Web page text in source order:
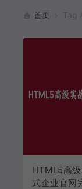
首页
HTML5高
式企业官网